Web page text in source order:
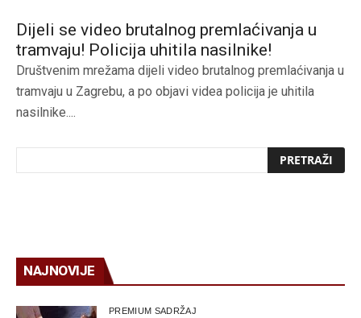
Dijeli se video brutalnog premlaćivanja u
tramvaju! Policija uhitila nasilnike!
Društvenim mrežama dijeli video brutalnog premlaćivanja u
tramvaju u Zagrebu, a po objavi videa policija je uhitila
nasilnike....
NAJNOVIJE
PREMIUM SADRŽAJ